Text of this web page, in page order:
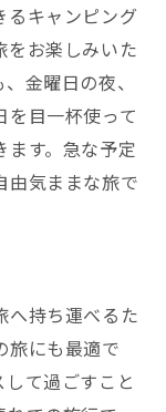
るキャンピング
をお楽しみいた
金曜日の夜、
を目一杯使って
す。急な予定
由気ままな旅で
へ持ち運べるた
旅にも最適で
て過ごすこと